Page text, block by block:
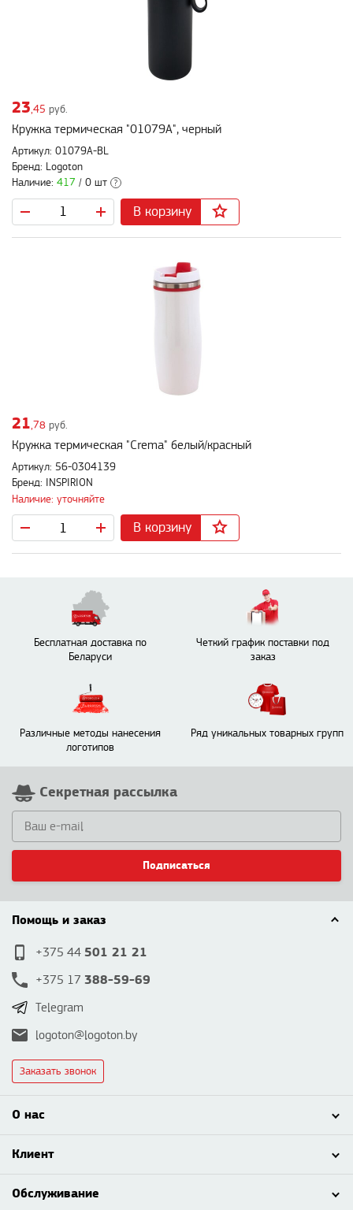
23 ,45 руб.
Кружка термическая "01079A", черный
Артикул: 01079A-BL
Бренд: Logoton
Наличие: 417 / 0 шт ?
В корзину
21 ,78 руб.
Кружка термическая "Crema" белый/красный
Артикул: 56-0304139
Бренд: INSPIRION
Наличие: уточняйте
В корзину
Бесплатная доставка по
Беларуси
Четкий график поставки под
заказ
Различные методы нанесения
логотипов
Ряд уникальных товарных групп
Секретная рассылка
Подписаться
Помощь и заказ
+375 44 501 21 21
+375 17 388-59-69
Telegram
logoton@logoton.by
Заказать звонок
О нас
Клиент
Обслуживание